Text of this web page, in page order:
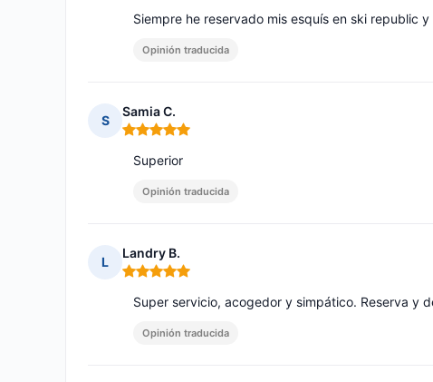
Siempre he reservado mis esquís en ski republic
Opinión traducida
S
Samia C.
Nota: 5 de 5
Superior
Opinión traducida
L
Landry B.
Nota: 5 de 5
Super servicio, acogedor y simpático. Reserva y
Opinión traducida